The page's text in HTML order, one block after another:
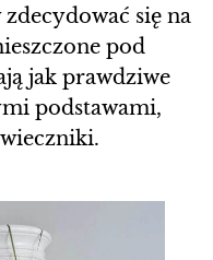
się na
pod
jak prawdziwe
podstawami,